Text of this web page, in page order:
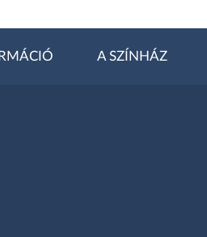
A SZÍNHÁZ